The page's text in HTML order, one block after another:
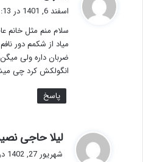
:
اسفند 6, 1401 در 1:13 ب.ظ
سلام منم مثل خانم
میاد از شکمم دور
ضربان دارہ ولی میگن
انگولکش کرد چی
پاسخ
لیلا حاجی
شهریور 27, 1402 در 4:40 ق.ظ